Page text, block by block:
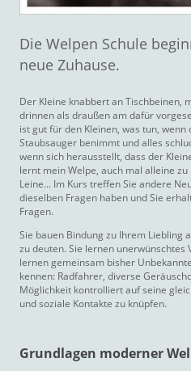
Die Welpen Schule
neue Zuhause.
Der Kleine knabbert an Tischbeinen,
drinnen als draußen am dafür
ist gut für den Kleinen, was tun, wenn
Staubsauger benimmt und alles
wenn sich herausstellt, dass der
lernt mein Welpe, auch mal alleine
Leine... Im Kurs treffen Sie andere
dieselben Fragen haben und Sie
Fragen.
Sie bauen Bindung zu Ihrem Liebling
zu deuten. Sie lernen unerwünschtes
lernen gemeinsam bisher
kennen: Radfahrer, diverse
Möglichkeit kontrolliert auf seine
und soziale Kontakte zu knüpfen.
Grundlagen moderner